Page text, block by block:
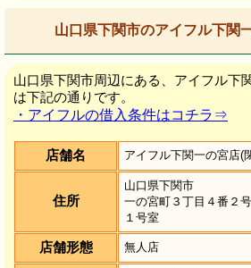
山口県下関市のアイフル下関
山口県下関市周辺にある、アイフル下
は下記の通りです。
・アイフルの借入条件はコチラ⇒
店舗名 アイフル下関一の宮店(
住所
山口県下関市
一の宮町３丁目４番２
１号室
店舗形態 無人店